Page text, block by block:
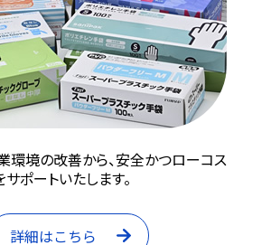
環境の改善から、安全かつローコス
ポートいたします。
詳細はこちら